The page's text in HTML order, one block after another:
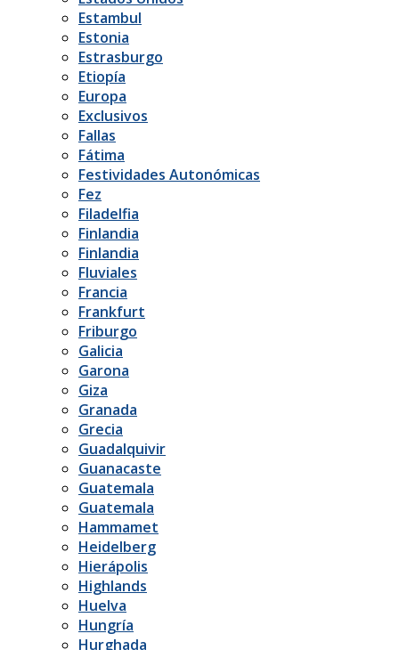
Estambul
Estonia
Estrasburgo
Etiopía
Europa
Exclusivos
Fallas
Fátima
Festividades Autonómicas
Fez
Filadelfia
Finlandia
Finlandia
Fluviales
Francia
Frankfurt
Friburgo
Galicia
Garona
Giza
Granada
Grecia
Guadalquivir
Guanacaste
Guatemala
Guatemala
Hammamet
Heidelberg
Hierápolis
Highlands
Huelva
Hungría
Hurghada